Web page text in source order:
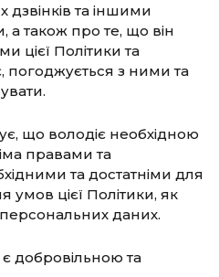
та іншими
також про те, що він
цієї Політики та
погоджується з ними та
що володіє необхідною
правами та
та достатніми для
умов цієї Політики, як
даних.
є добровільною та